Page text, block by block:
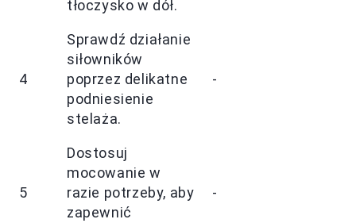
tłoczysko w dół.
4
Sprawdź działanie
siłowników
poprzez delikatne
podniesienie
stelaża.
-
5
Dostosuj
mocowanie w
razie potrzeby, aby
zapewnić
-